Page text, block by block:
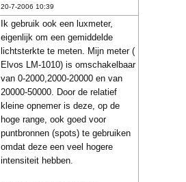
20-7-2006 10:39
Ik gebruik ook een luxmeter,
eigenlijk om een gemiddelde
lichtsterkte te meten. Mijn meter (
Elvos LM-1010) is omschakelbaar
van 0-2000,2000-20000 en van
20000-50000. Door de relatief
kleine opnemer is deze, op de
hoge range, ook goed voor
puntbronnen (spots) te gebruiken
omdat deze een veel hogere
intensiteit hebben.